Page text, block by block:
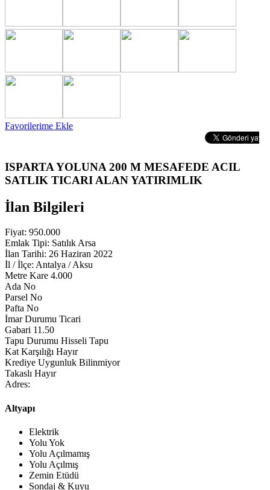
Favorilerime Ekle
ISPARTA YOLUNA 200 M MESAFEDE ACIL
SATLIK TICARI ALAN YATIRIMLIK
İlan Bilgileri
Fiyat: 950.000
Emlak Tipi: Satılık Arsa
İlan Tarihi: 26 Haziran 2022
İl / İlçe: Antalya / Aksu
Metre Kare 4.000
Ada No
Parsel No
Pafta No
İmar Durumu Ticari
Gabari 11.50
Tapu Durumu Hisseli Tapu
Kat Karşılığı Hayır
Krediye Uygunluk Bilinmiyor
Takaslı Hayır
Adres:
Altyapı
Elektrik
Yolu Yok
Yolu Açılmamış
Yolu Açılmış
Zemin Etüdü
Sondaj & Kuyu